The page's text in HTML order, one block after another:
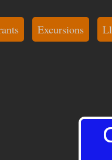
Excursions